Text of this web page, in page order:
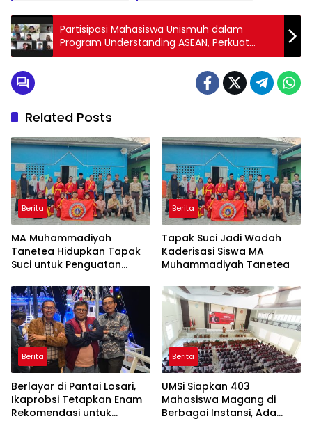
Partisipasi Mahasiswa Unismuh dalam
Program Understanding ASEAN, Perkuat
Identitas dan Jaringan Internasiona
Related Posts
Berita
MA Muhammadiyah
Tanetea Hidupkan Tapak
Suci untuk Penguatan
Berita
Tapak Suci Jadi Wadah
Kaderisasi Siswa MA
Muhammadiyah Tanetea
Berita
Berlayar di Pantai Losari,
Ikaprobsi Tetapkan Enam
Rekomendasi untuk
Berita
UMSi Siapkan 403
Mahasiswa Magang di
Berbagai Instansi, Ada